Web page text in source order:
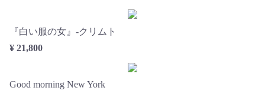
『白い服の女』-クリムト
¥ 21,800
Good morning New York